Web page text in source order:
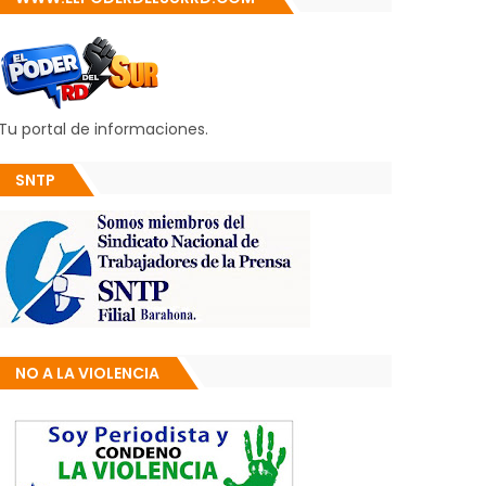
Tu portal de informaciones.
SNTP
NO A LA VIOLENCIA